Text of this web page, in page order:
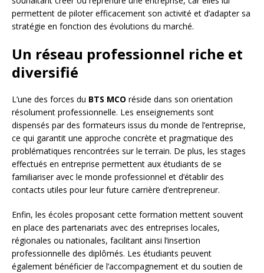
permettent de piloter efficacement son activité et d’adapter sa
stratégie en fonction des évolutions du marché.
Un réseau professionnel riche et
diversifié
L’une des forces du BTS MCO réside dans son orientation
résolument professionnelle. Les enseignements sont
dispensés par des formateurs issus du monde de l’entreprise,
ce qui garantit une approche concrète et pragmatique des
problématiques rencontrées sur le terrain. De plus, les stages
effectués en entreprise permettent aux étudiants de se
familiariser avec le monde professionnel et d’établir des
contacts utiles pour leur future carrière d’entrepreneur.
Enfin, les écoles proposant cette formation mettent souvent
en place des partenariats avec des entreprises locales,
régionales ou nationales, facilitant ainsi l’insertion
professionnelle des diplômés. Les étudiants peuvent
également bénéficier de l’accompagnement et du soutien de